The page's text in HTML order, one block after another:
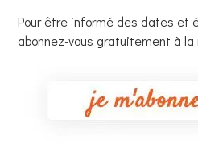
Pour être informé des dates et
abonnez-vous gratuitement à